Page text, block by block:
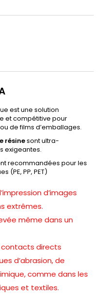
est une solution
et compétitive pour
de films d’emballages.
résinesont ultra-
exigeantes.
recommandées pour les
(PE, PP, PET)
d’images
extrêmes.
même dans un
contacts directs
d’abrasion, de
comme dans les
et textiles.